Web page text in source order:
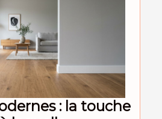
: la touche